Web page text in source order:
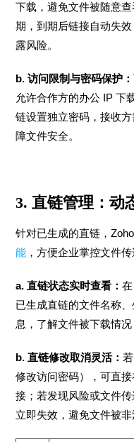
下载，避免文件被随意
期，到期后链接自动失
露风险。
b. 访问限制与密码保护：
允许合作方的办公 IP 下
链设置独立密码，接收
障文件安全。
3. 直链管理：动
针对已生成的直链，
能 ，方便企业掌控文件传
a. 直链状态实时查看：
已生成直链的文件名称
息，了解文件被下载情况
b. 直链修改取消灵活：
修改访问密码），可直
接；若发现风险或文件
立即失效，避免文件被非